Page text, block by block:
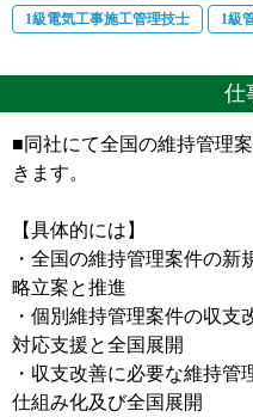
1級電気工事施工管理技士 1級
仕
■同社にて全国の維持管理
きます。
【具体的には】
・全国の維持管理案件の
略立案と推進
・個別維持管理案件の収
対応支援と全国展開
・収支改善に必要な維持管
仕組み化及び全国展開